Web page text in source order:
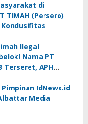
di
TIMAH (Persero)
Kondusifitas
Ilegal
Nama PT
Terseret, APH
IdNews.id
Media